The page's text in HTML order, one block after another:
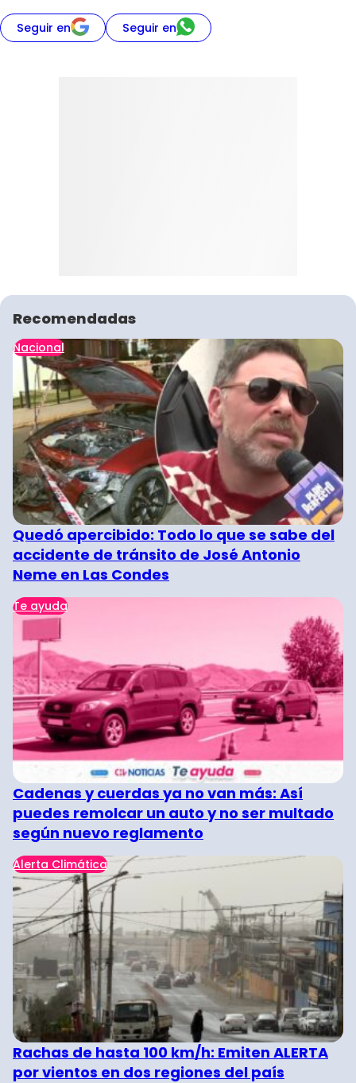
Seguir en Seguir en
Recomendadas
Nacional
Quedó apercibido: Todo lo que se sabe del
accidente de tránsito de José Antonio
Neme en Las Condes
Te ayuda
Cadenas y cuerdas ya no van más: Así
puedes remolcar un auto y no ser multado
según nuevo reglamento
Alerta Climática
Rachas de hasta 100 km/h: Emiten ALERTA
por vientos en dos regiones del país